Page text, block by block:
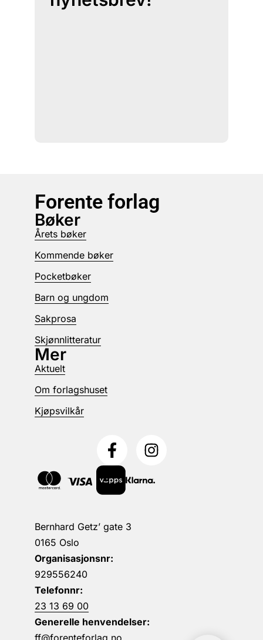
Forente forlag
Bernhard Getz’ gate 3
0165 Oslo
Organisasjonsnr:
929556240
Telefonnr:
23 13 69 00
Generelle henvendelser:
Bøker
Årets bøker
Kommende bøker
Pocketbøker
Barn og ungdom
Sakprosa
Skjønnlitteratur
Mer
Aktuelt
Om forlagshuset
Kjøpsvilkår